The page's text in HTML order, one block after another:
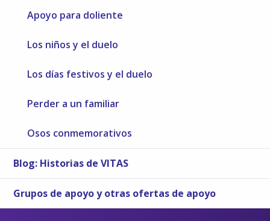
Apoyo para doliente
Los niños y el duelo
Los días festivos y el duelo
Perder a un familiar
Osos conmemorativos
Blog: Historias de VITAS
Grupos de apoyo y otras ofertas de apoyo